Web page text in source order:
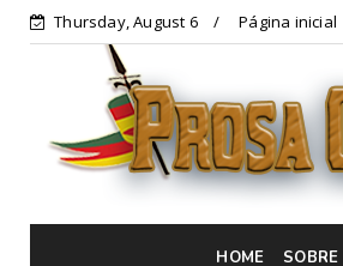
Thursday, August 6 Página inicial
HOME